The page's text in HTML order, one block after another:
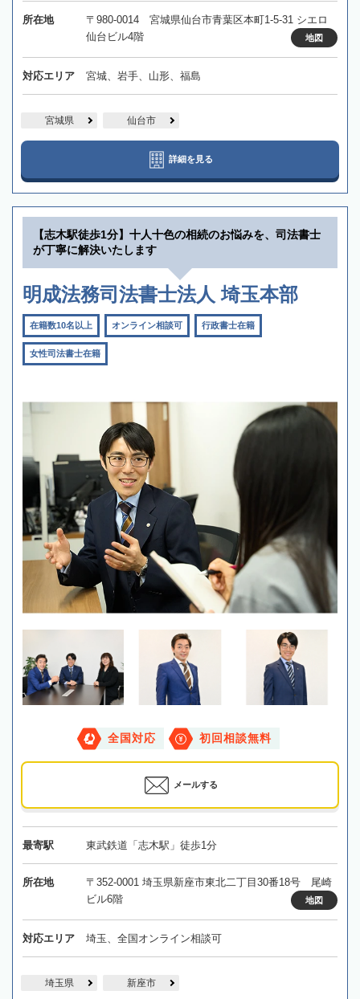
所在地
〒980-0014 宮城県仙台市青葉区本町1-5-31 シエロ
仙台ビル4階
地図
対応エリア 宮城、岩手、山形、福島
宮城県 仙台市
詳細を見る
【志木駅徒歩1分】十人十色の相続のお悩みを、司法書士
が丁寧に解決いたします
明成法務司法書士法人 埼玉本部
在籍数10名以上 オンライン相談可 行政書士在籍
女性司法書士在籍
全国対応 初回相談無料
メールする
最寄駅 東武鉄道「志木駅」徒歩1分
所在地
〒352-0001 埼玉県新座市東北二丁目30番18号 尾崎
ビル6階
地図
対応エリア 埼玉、全国オンライン相談可
埼玉県 新座市